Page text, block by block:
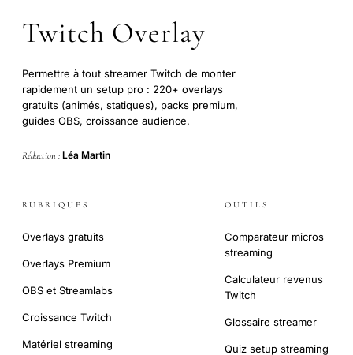
Twitch Overlay
Permettre à tout streamer Twitch de monter
rapidement un setup pro : 220+ overlays
gratuits (animés, statiques), packs premium,
guides OBS, croissance audience.
Rédaction : Léa Martin
RUBRIQUES
Overlays gratuits
Overlays Premium
OBS et Streamlabs
Croissance Twitch
Matériel streaming
OUTILS
Comparateur micros
streaming
Calculateur revenus
Twitch
Glossaire streamer
Quiz setup streaming